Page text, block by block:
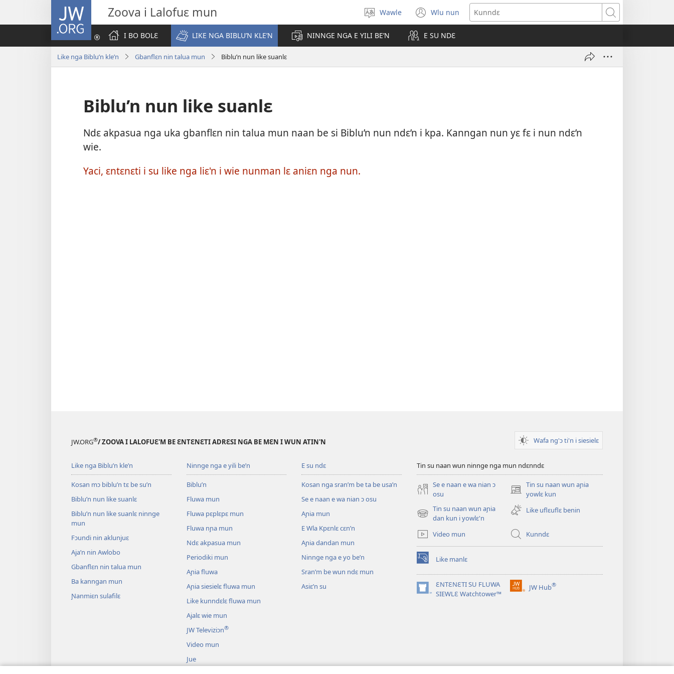
JW.ORG Zoova i Lalofuɛ mun
Kle
aniɛn'n
Wawle Wlu nun
(opens
new
window)
Kunndɛ
I BO BOLƐ
LIKE NGA BIBLU’N KLE’N NINNGE NGA E YILI BE’N E SU NDƐ
Like nga Biblu’n kle’n Gbanflɛn nin talua mun Biblu’n nun like suanlɛ
Biblu’n nun like suanlɛ
Ndɛ akpasua nga uka gbanflɛn nin talua mun naan be si Biblu’n nun ndɛ’n i kpa. Kanngan nun yɛ fɛ i nun ndɛ’n
wie.
Yaci, ɛntɛnɛti i su like nga liɛ'n i wie nunman lɛ aniɛn nga nun.
JW.ORG®/ ZOOVA I LALOFUƐ'M BE ƐNTƐNƐTI ADRƐSI NGA BE MƐN I WUN ATIN'N Wafa ng'ɔ ti'n i siesielɛ
Like nga Biblu’n kle’n
Kosan mɔ biblu’n tɛ be su’n
Biblu’n nun like suanlɛ
Biblu’n nun like suanlɛ ninnge
mun
Fɔundi nin aklunjuɛ
Aja’n nin Awlobo
Gbanflɛn nin talua mun
Ba kanngan mun
Ɲanmiɛn sulafilɛ
Ninnge nga e yili be’n
Biblu’n
Fluwa mun
Fluwa pɛplɛpɛ mun
Fluwa nɲa mun
Ndɛ akpasua mun
Periodiki mun
Aɲia fluwa
Aɲia siesielɛ fluwa mun
Like kunndɛlɛ fluwa mun
Ajalɛ wie mun
JW Televiziɔn®
Video mun
Jue
E su ndɛ
Kosan nga sran’m be ta be usa’n
Se e naan e wa nian ɔ osu
Aɲia mun
E Wla Kpɛnlɛ cɛn’n
Aɲia dandan mun
Ninnge nga e yo be’n
Sran’m be wun ndɛ mun
Asiɛ’n su
Tin su naan wun ninnge nga mun ndɛnndɛ
Se e naan e wa nian ɔ
osu
Tin su naan wun aɲia
yowlɛ kun
(opens
new
window)
Tin su naan wun aɲia
dan kun i yowlɛ'n
(opens
window)
Like uflɛuflɛ benin
Video mun Kunndɛ
Like manlɛ
(opens
new
window)ƐNTƐNƐTI SU FLUWA
SIEWLƐ Watchtower™
(opens
JW Hub®
(opens